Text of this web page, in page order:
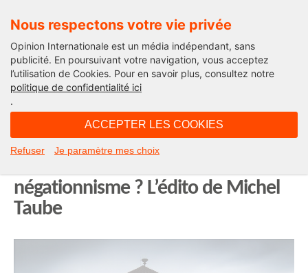
Nous respectons votre vie privée
Opinion Internationale est un média indépendant, sans
publicité. En poursuivant votre navigation, vous acceptez
l’utilisation de Cookies. Pour en savoir plus, consultez notre
politique de confidentialité ici
.
ACCEPTER LES COOKIES
Refuser Je paramètre mes choix
Edito
Antisémitisme : quand la Pologne
négationnisme ? L’édito de Michel
Taube